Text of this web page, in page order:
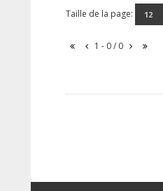
Taille de la page:
1 - 0 / 0